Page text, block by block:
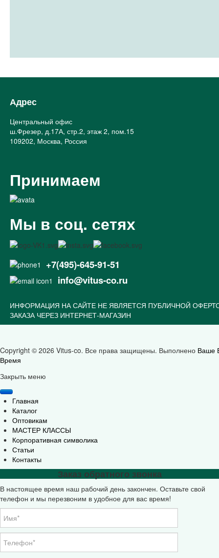
Адрес
Центральный офис
ш.Фрезер, д.17А, стр.2, этаж 2, пом.15
109202, Москва, Россия
Принимаем
Мы в соц. сетях
+7(495)-645-91-51
info@vitus-co.ru
ИНФОРМАЦИЯ НА САЙТЕ НЕ ЯВЛЯЕТСЯ ПУБЛИЧНОЙ
ЗАКАЗА ЧЕРЕЗ ИНТЕРНЕТ-МАГАЗИН
Copyright © 2026 Vitus-co. Все права защищены. Выполнено Ваше
Время
Закрыть меню
Главная
Каталог
Оптовикам
МАСТЕР КЛАССЫ
Корпоративная символика
Статьи
Контакты
Заказ обратного звонка
В настоящее время наш рабочий день закончен. Оставьте свой
телефон и мы перезвоним в удобное для вас время!